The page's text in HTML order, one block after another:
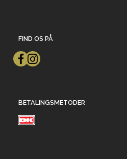
FIND OS PÅ
BETALINGSMETODER